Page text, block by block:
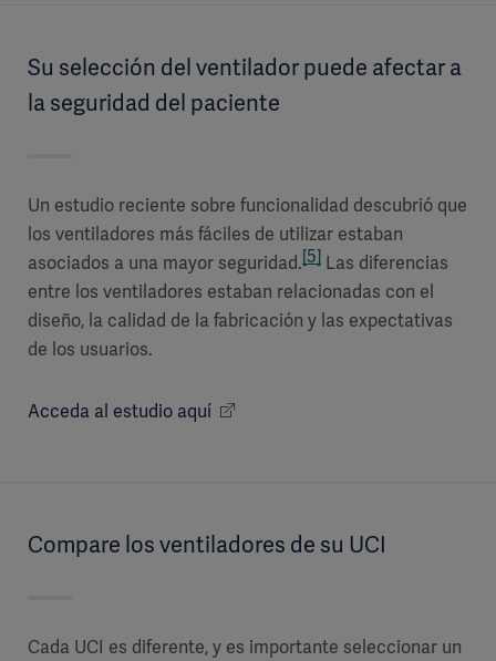
Su selección del ventilador puede afectar a
la seguridad del paciente
Un estudio reciente sobre funcionalidad descubrió que
los ventiladores más fáciles de utilizar estaban
asociados a una mayor seguridad.[5] Las diferencias
entre los ventiladores estaban relacionadas con el
diseño, la calidad de la fabricación y las expectativas
de los usuarios.
Acceda al estudio aquí
Compare los ventiladores de su UCI
Cada UCI es diferente, y es importante seleccionar un